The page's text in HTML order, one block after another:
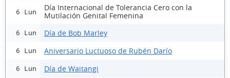
6 Lun
Día Internacional de Tolerancia Cero con la
Mutilación Genital Femenina
6 Lun Día de Bob Marley
6 Lun Aniversario Luctuoso de Rubén Darío
6 Lun Día de Waitangi